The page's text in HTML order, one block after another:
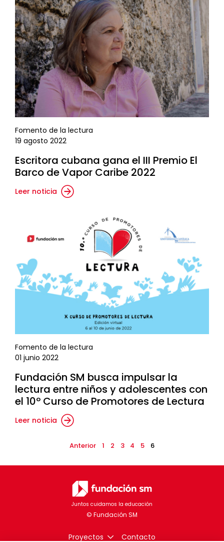
Fomento de la lectura
19 agosto 2022
Escritora cubana gana el III Premio El
Barco de Vapor Caribe 2022
Leer noticia
Fomento de la lectura
01 junio 2022
Fundación SM busca impulsar la
lectura entre niños y adolescentes con
el 10º Curso de Promotores de Lectura
Leer noticia
Anterior 1 2 3 4 5 6
Juntos cuidamos la educación
Proyectos Contacto